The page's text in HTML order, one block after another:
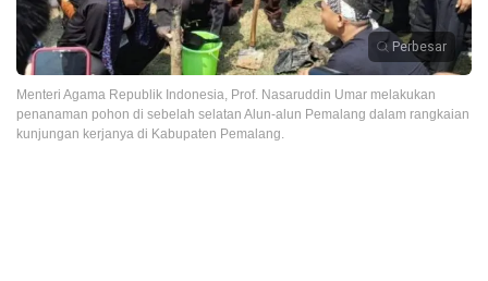
Perbesar
Menteri Agama Republik Indonesia, Prof. Nasaruddin Umar melakukan
penanaman pohon di sebelah selatan Alun-alun Pemalang dalam rangkaian
kunjungan kerjanya di Kabupaten Pemalang.